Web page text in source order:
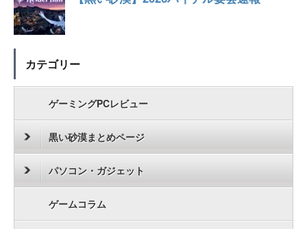
カテゴリー
ゲーミングPCレビュー
黒い砂漠まとめページ
パソコン・ガジェット
ゲームコラム